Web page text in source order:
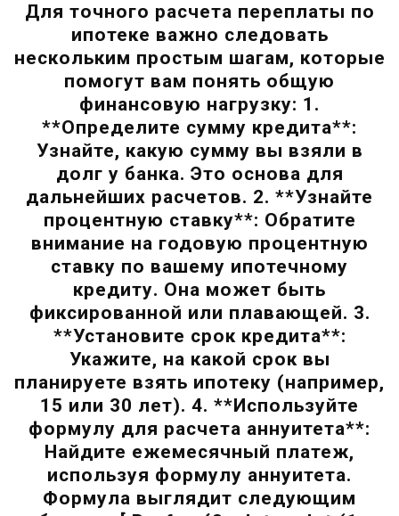
Для точного расчета переплаты по
ипотеке важно следовать
нескольким простым шагам, которые
помогут вам понять общую
финансовую нагрузку: 1.
**Определите сумму кредита**:
Узнайте, какую сумму вы взяли в
долг у банка. Это основа для
дальнейших расчетов. 2. **Узнайте
процентную ставку**: Обратите
внимание на годовую процентную
ставку по вашему ипотечному
кредиту. Она может быть
фиксированной или плавающей. 3.
**Установите срок кредита**:
Укажите, на какой срок вы
планируете взять ипотеку (например,
15 или 30 лет). 4. **Используйте
формулу для расчета аннуитета**:
Найдите ежемесячный платеж,
используя формулу аннуитета.
Формула выглядит следующим